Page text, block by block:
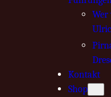
Wer
Kontakt
Shop